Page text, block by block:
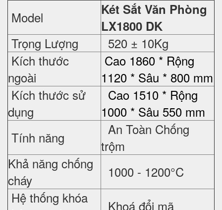
Model
Két Sắt Văn Phòng
LX1800 DK
Trọng Lượng
520 ± 10Kg
Kích thước
ngoài
Cao 1860 * Rộng
1120 * Sâu * 800 mm
Kích thước sử
dụng
Cao 1510 * Rộng
1000 * Sâu 550 mm
Tính năng
An Toàn Chống
trộm
Khả năng chống
cháy
1000 - 1200°C
Hệ thống khóa
Khoá đổi mã